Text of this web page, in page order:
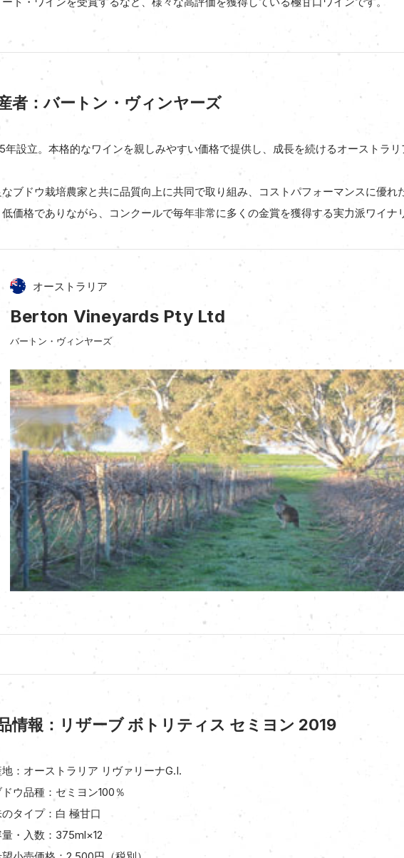
者：バートン・ヴィンヤーズ
年設立。本格的なワインを親しみやすい価格で提供し、成長を続けるオーストラリ
ブドウ栽培農家と共に品質向上に共同で取り組み、コストパフォーマンスに優れ
価格でありながら、コンクールで毎年非常に多くの金賞を獲得する実力派ワイナ
オーストラリア
Berton Vineyards Pty Ltd
バートン・ヴィンヤーズ
情報：リザーブ ボトリティス セミヨン 2019
地：オーストラリア リヴァリーナG.I.
ドウ品種：セミヨン100％
のタイプ：白 極甘口
量・入数：375ml×12